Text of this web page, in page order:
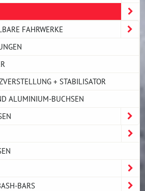
FAHRWERKE
+ STABILISATOR
ALUMINIUM-BUCHSEN
BARS